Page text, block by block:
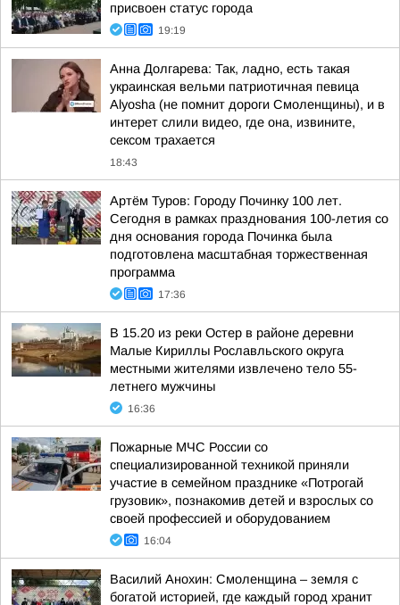
присвоен статус города
19:19
Анна Долгарева: Так, ладно, есть такая
украинская вельми патриотичная певица
Alyosha (не помнит дороги Смоленщины), и в
интерет слили видео, где она, извините,
сексом трахается
18:43
Артём Туров: Городу Починку 100 лет.
Сегодня в рамках празднования 100-летия со
дня основания города Починка была
подготовлена масштабная торжественная
программа
17:36
В 15.20 из реки Остер в районе деревни
Малые Кириллы Рославльского округа
местными жителями извлечено тело 55-
летнего мужчины
16:36
Пожарные МЧС России со
специализированной техникой приняли
участие в семейном празднике «Потрогай
грузовик», познакомив детей и взрослых со
своей профессией и оборудованием
16:04
Василий Анохин: Смоленщина – земля с
богатой историей, где каждый город хранит